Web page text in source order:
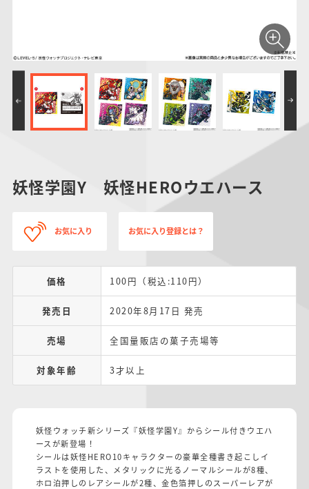
PROJECT R.E.D.・
スーパー戦隊シリー
ズ
ポケットモンスター
サンリオキャラクタ
ーズ
つりグミ SMPシリーズ キャラデコ
妖怪学園Y 妖怪HEROウエハース
お気に入り お気に入り登録とは？
価格 100円（税込:110円）
発売日 2020年8月17日 発売
売場 全国量販店の菓子売場等
対象年齢 3才以上
妖怪ウォッチ新シリーズ『妖怪学園Y』からシール付きウエハ
ースが新登場！
シールは妖怪HERO10キャラクターの豪華全種書き起こしイ
ラストを使用した、メタリックに光るノーマルシールが8種、
ホロ泊押しのレアシールが2種、金色箔押しのスーパーレアが